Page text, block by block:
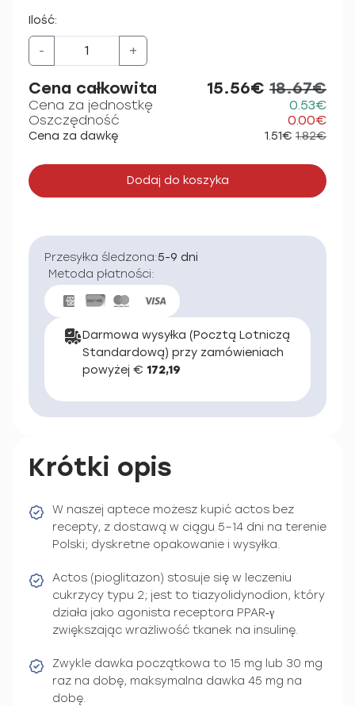
Ilość:
- +
Cena całkowita 15.56€ 18.67€
Cena za jednostkę
0.53€
Oszczędność
0.00€
Cena za dawkę 1.51€ 1.82€
Dodaj do koszyka
Przesyłka śledzona:5-9 dni
Metoda płatności:
Darmowa wysyłka (Pocztą Lotniczą
Standardową) przy zamówieniach
powyżej € 172,19
Krótki opis
W naszej aptece możesz kupić actos bez
recepty, z dostawą w ciągu 5–14 dni na terenie
Polski; dyskretne opakowanie i wysyłka.
Actos (pioglitazon) stosuje się w leczeniu
cukrzycy typu 2; jest to tiazyolidynodion, który
działa jako agonista receptora PPAR‑γ
zwiększając wrażliwość tkanek na insulinę.
Zwykle dawka początkowa to 15 mg lub 30 mg
raz na dobę, maksymalna dawka 45 mg na
dobę.